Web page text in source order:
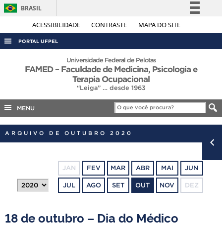
ACESSIBILIDADE CONTRASTE MAPA DO SITE
BRASIL
Simplifique!
Acesso à informação
Legislação
Canais
PORTAL UFPEL
ACESSO À INFORMAÇÃO
CONCURSOS
EDITAIS
INTERNACIONAL
TELEFONES
Universidade Federal de Pelotas
FAMED – Faculdade de Medicina, Psicologia e
Terapia Ocupacional
“Leiga” … desde 1963
MENU
ARQUIVO DE OUTUBRO 2020
JAN FEV MAR ABR MAI JUN
JUL AGO SET OUT NOV DEZ
18 de outubro – Dia do Médico